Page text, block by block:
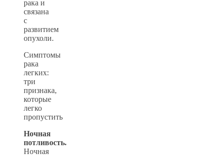
рака и
связана
с
развитием
опухоли.
Симптомы
рака
легких:
три
признака,
которые
легко
пропустить
Ночная
потливость.
Ночная